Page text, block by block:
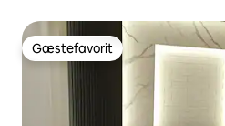
Gæstefavorit
Gæstefavorit